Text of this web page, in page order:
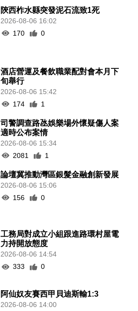
陝西柞水縣突發泥石流致1死
2026-08-06 16:02
170
0
酒店營運及餐飲職業配對會本月下
旬舉行
2026-08-06 15:42
174
1
司警調查路氹娛樂場外懷疑傷人案
適時公布案情
2026-08-06 15:34
2081
1
論壇冀推動灣區銀髮金融創新發展
2026-08-06 15:06
156
0
工務局對成立小組跟進路環村屋電
力持開放態度
2026-08-06 14:54
333
0
阿仙奴友賽西甲貝迪斯輸1:3
2026-08-06 14:00